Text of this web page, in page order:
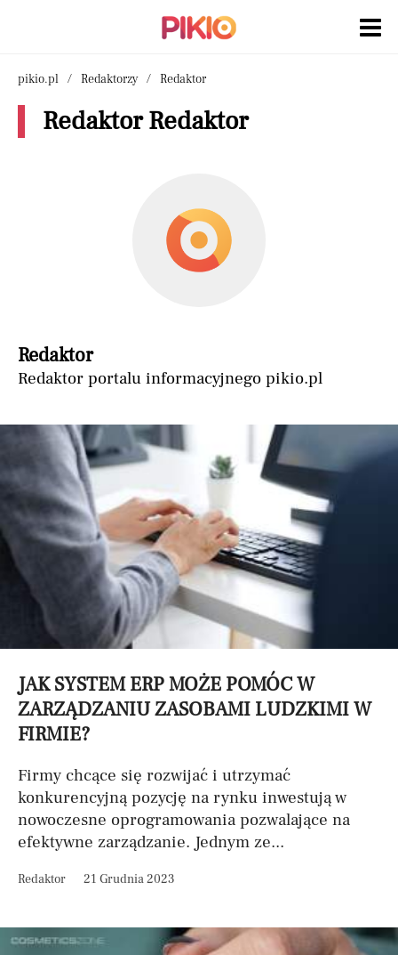
pikio.pl Redaktorzy Redaktor
Redaktor Redaktor
Redaktor
Redaktor portalu informacyjnego pikio.pl
JAK SYSTEM ERP MOŻE POMÓC W
ZARZĄDZANIU ZASOBAMI LUDZKIMI W
FIRMIE?
Firmy chcące się rozwijać i utrzymać
konkurencyjną pozycję na rynku inwestują w
nowoczesne oprogramowania pozwalające na
efektywne zarządzanie. Jednym ze...
Redaktor 21 Grudnia 2023